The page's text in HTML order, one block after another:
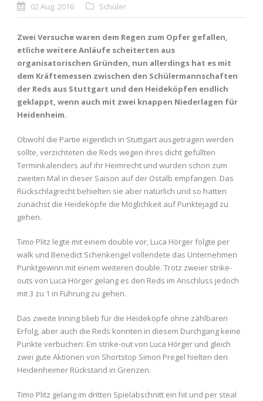
02 Aug. 2016 Schüler
Zwei Versuche waren dem Regen zum Opfer gefallen,
etliche weitere Anläufe scheiterten aus
organisatorischen Gründen, nun allerdings hat es mit
dem Kräftemessen zwischen den Schülermannschaften
der Reds aus Stuttgart und den Heideköpfen endlich
geklappt, wenn auch mit zwei knappen Niederlagen für
Heidenheim.
Obwohl die Partie eigentlich in Stuttgart ausgetragen werden
sollte, verzichteten die Reds wegen ihres dicht gefüllten
Terminkalenders auf ihr Heimrecht und wurden schon zum
zweiten Mal in dieser Saison auf der Ostalb empfangen. Das
Rückschlagrecht behielten sie aber natürlich und so hatten
zunächst die Heideköpfe die Möglichkeit auf Punktejagd zu
gehen.
Timo Plitz legte mit einem double vor, Luca Hörger folgte per
walk und Benedict Schenkengel vollendete das Unternehmen
Punktgewinn mit einem weiteren double. Trotz zweier strike-
outs von Luca Hörger gelang es den Reds im Anschluss jedoch
mit 3 zu 1 in Führung zu gehen.
Das zweite Inning blieb für die Heideköpfe ohne zählbaren
Erfolg, aber auch die Reds konnten in diesem Durchgang keine
Punkte verbuchen: Ein strike-out von Luca Hörger und gleich
zwei gute Aktionen von Shortstop Simon Pregel hielten den
Heidenheimer Rückstand in Grenzen.
Timo Plitz gelang im dritten Spielabschnitt ein hit und per steal